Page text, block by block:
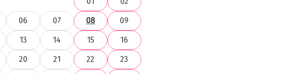
06 07 08 09
13 14 15 16
20 21 22 23